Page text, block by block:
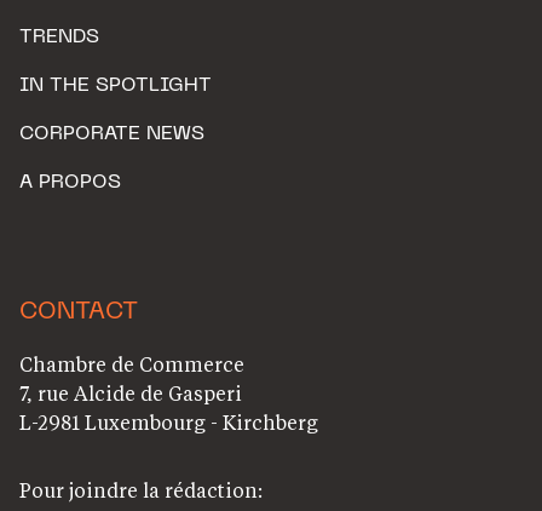
TRENDS
IN THE SPOTLIGHT
CORPORATE NEWS
A PROPOS
CONTACT
Chambre de Commerce
7, rue Alcide de Gasperi
L-2981 Luxembourg - Kirchberg
Pour joindre la rédaction: